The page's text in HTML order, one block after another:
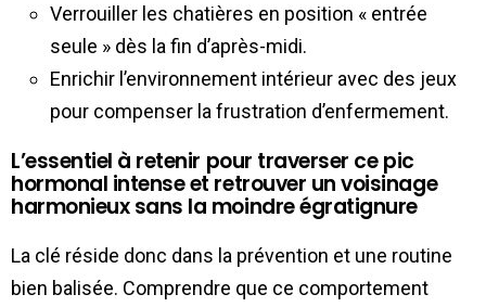
Verrouiller les chatières en position « entrée
seule » dès la fin d’après-midi.
Enrichir l’environnement intérieur avec des jeux
pour compenser la frustration d’enfermement.
L’essentiel à retenir pour traverser ce pic
hormonal intense et retrouver un voisinage
harmonieux sans la moindre égratignure
La clé réside donc dans la prévention et une routine
bien balisée. Comprendre que ce comportement